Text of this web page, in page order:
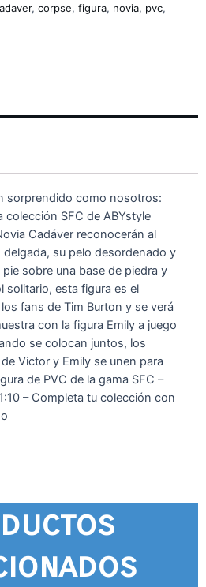
, corpse, figura, novia, pvc,
sorprendido como nosotros:
colección SFC de ABYstyle
Cadáver reconocerán al
su pelo desordenado y
sobre una base de piedra y
solitario, esta figura es el
fans de Tim Burton y se verá
con la figura Emily a juego
se colocan juntos, los
Victor y Emily se unen para
de PVC de la gama SFC –
– Completa tu colección con